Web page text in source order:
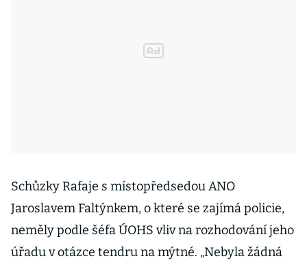
Schůzky Rafaje s místopředsedou ANO
Jaroslavem Faltýnkem, o které se zajímá policie,
neměly podle šéfa ÚOHS vliv na rozhodování jeho
úřadu v otázce tendru na mýtné. „Nebyla žádná